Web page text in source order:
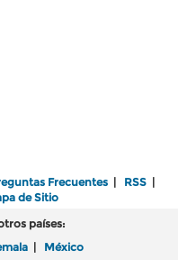
Frecuentes | RSS |
de Sitio
países:
| México